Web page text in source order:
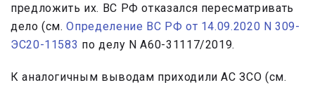
предложить их. ВС РФ отказался пересматривать
дело (см.Определение ВС РФ от 14.09.2020 N 309-
ЭС20-11583 по делу N А60-31117/2019.
К аналогичным выводам приходили АС ЗСО (см.